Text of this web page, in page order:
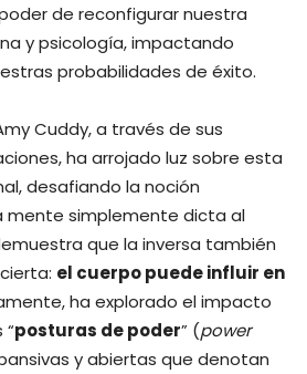
de reconfigurar nuestra
y psicología, impactando
probabilidades de éxito.
Cuddy, a través de sus
ha arrojado luz sobre esta
desafiando la noción
mente simplemente dicta al
que la inversa también
el cuerpo puede influir en
ha explorado el impacto
posturas de poder” (power
y abiertas que denotan